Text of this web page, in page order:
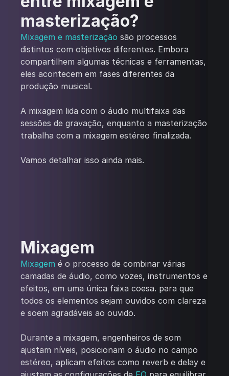
masterização?
Mixagem e masterização são processos
distintos com objetivos diferentes. Embora
compartilhem algumas técnicas e ferramentas,
eles acontecem em fases diferentes da
produção musical.
A mixagem lida com o áudio multifaixa das
sessões de gravação, enquanto a masterização
trabalha com a mixagem estéreo finalizada.
Vamos detalhar isso ainda mais.
Mixagem
Mixagem é o processo de combinar várias
camadas de áudio, como vozes, instrumentos e
efeitos, em uma única faixa coesa. para que
todos os elementos sejam ouvidos com clareza
e soem agradáveis ao ouvido.
Durante a mixagem, engenheiros de som
ajustam níveis, posicionam o áudio no campo
estéreo, aplicam efeitos como reverb e delay e